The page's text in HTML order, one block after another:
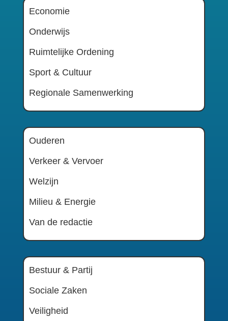
Economie
Onderwijs
Ruimtelijke Ordening
Sport & Cultuur
Regionale Samenwerking
Ouderen
Verkeer & Vervoer
Welzijn
Milieu & Energie
Van de redactie
Bestuur & Partij
Sociale Zaken
Veiligheid